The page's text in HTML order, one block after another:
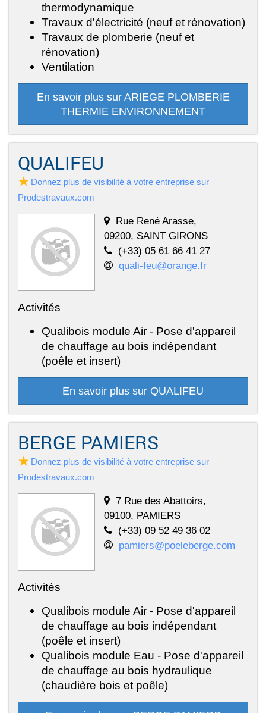
thermodynamique
Travaux d'électricité (neuf et rénovation)
Travaux de plomberie (neuf et
rénovation)
Ventilation
En savoir plus sur ARIEGE PLOMBERIE
THERMIE ENVIRONNEMENT
QUALIFEU
Donnez plus de visibilité à votre entreprise sur
Prodestravaux.com
Rue René Arasse,
09200, SAINT GIRONS
(+33) 05 61 66 41 27
quali-feu@orange.fr
Activités
Qualibois module Air - Pose d'appareil
de chauffage au bois indépendant
(poêle et insert)
En savoir plus sur QUALIFEU
BERGE PAMIERS
Donnez plus de visibilité à votre entreprise sur
Prodestravaux.com
7 Rue des Abattoirs,
09100, PAMIERS
(+33) 09 52 49 36 02
pamiers@poeleberge.com
Activités
Qualibois module Air - Pose d'appareil
de chauffage au bois indépendant
(poêle et insert)
Qualibois module Eau - Pose d'appareil
de chauffage au bois hydraulique
(chaudière bois et poêle)